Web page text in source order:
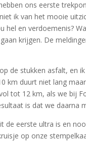
ons eerste
ik van het mooie
en verdoemenis?
krijgen. De
de stukken asfalt, en
km duurt niet lang
tot 12 km, als we bij
is dat we daarna
de eerste ultra is en
op onze